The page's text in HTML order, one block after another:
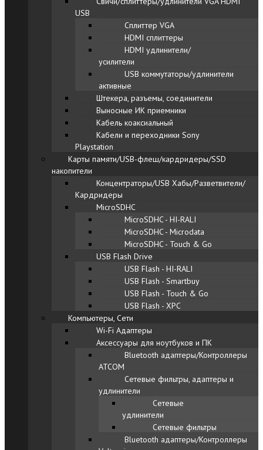
USB
Сплиттер VGA
HDMI сплиттеры
HDMI удлинители/
усилители
USB коммутаторы/удлинители
активные
Штекера, разъемы, соединители
Выносные ИК приемники
Кабель коаксиальный
Кабели и переходники Sony
Playstation
Карты памяти/USB-флеш/кардридеры/SSD
накопители
Концентраторы/USB Хабы/Разветвители/
Кардридеры
MicroSDHC
MicroSDHC - HI-RALI
MicroSDHC - Microdata
MicroSDHC - Touch & Go
USB Flash Drive
USB Flash - HI-RALI
USB Flash - Smartbuy
USB Flash - Touch & Go
USB Flash - XPC
Компьютеры, Сети
Wi-Fi Адаптеры
Аксессуары для ноутбуков и ПК
Bluetooth адаптеры/Контроллеры
ATCOM
Сетевые фильтры, адаптеры и
удлинители
Сетевые
удлинители
Сетевые фильтры
Bluetooth адаптеры/Контроллеры